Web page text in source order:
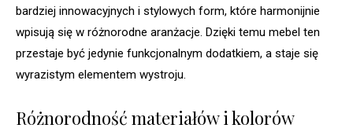
bardziej innowacyjnych i stylowych form, które harmonijnie
wpisują się w różnorodne aranżacje. Dzięki temu mebel ten
przestaje być jedynie funkcjonalnym dodatkiem, a staje się
wyrazistym elementem wystroju.
Różnorodność materiałów i kolorów